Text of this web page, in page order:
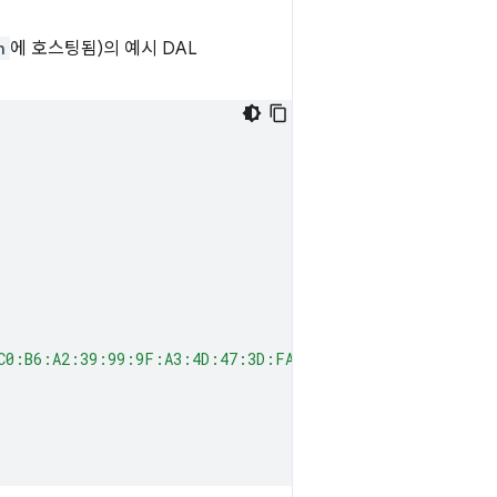
에 호스팅됨)의 예시 DAL